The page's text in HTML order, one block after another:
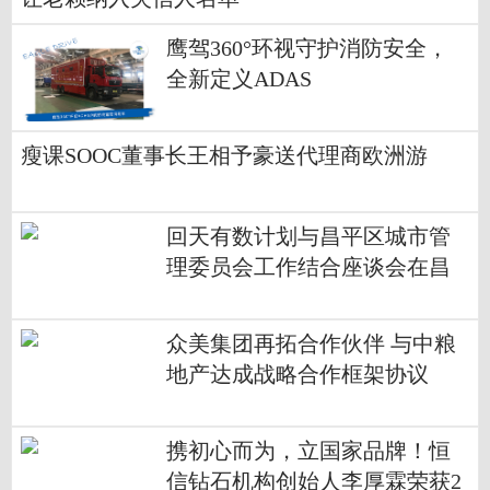
鹰驾360°环视守护消防安全，
全新定义ADAS
瘦课SOOC董事长王相予豪送代理商欧洲游
回天有数计划与昌平区城市管
理委员会工作结合座谈会在昌
众美集团再拓合作伙伴 与中粮
地产达成战略合作框架协议
携初心而为，立国家品牌！恒
信钻石机构创始人李厚霖荣获2